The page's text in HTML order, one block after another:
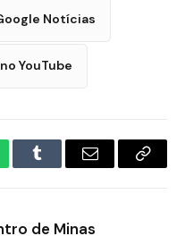
Notícias
YouTube
Tumblr E-
Copiar
de Minas